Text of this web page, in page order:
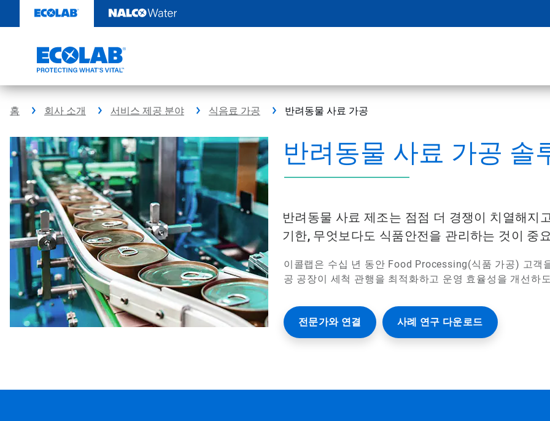
츠
기
홈 회사 소개 서비스 제공 분야 식음료 가공 반려동물 사료 가공
반려동물 사료 가공 솔
반려동물 사료 제조는 점점 더 경쟁이 치열해지
기한, 무엇보다도 식품안전을 관리하는 것이 중
이콜랩은 수십 년 동안 Food Processing(식품 가공) 고객
공 공장이 세척 관행을 최적화하고 운영 효율성을 개선하
전문가와 연결 사례 연구 다운로드